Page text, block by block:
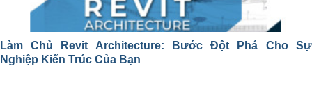
Làm Chủ Revit Architecture: Bước Đột Phá Cho Sự
Nghiệp Kiến Trúc Của Bạn